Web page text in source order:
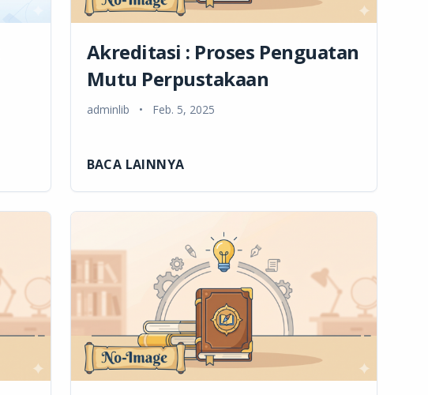
Akreditasi : Proses Penguatan
Mutu Perpustakaan
adminlib • Feb. 5, 2025
BACA LAINNYA